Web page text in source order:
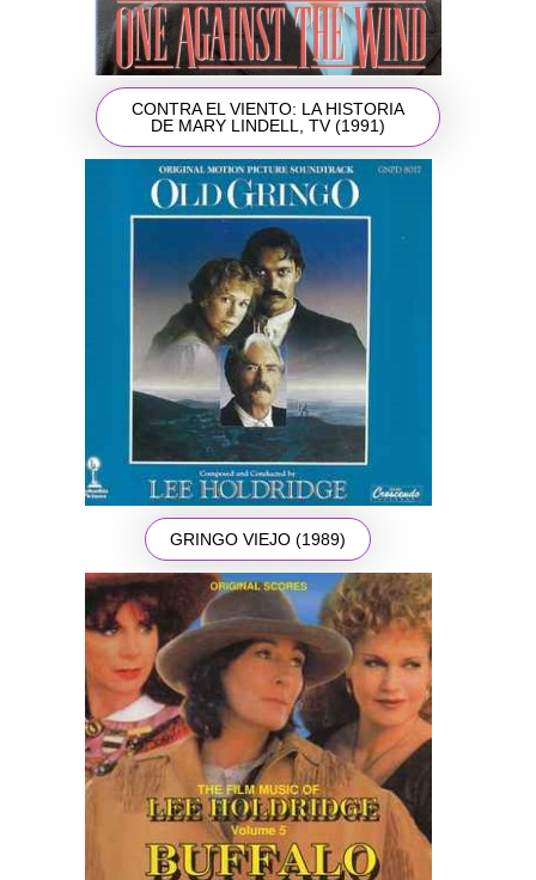
GRINGO VIEJO (1989)
CONTRA EL VIENTO: LA HISTORIA
DE MARY LINDELL, TV (1991)